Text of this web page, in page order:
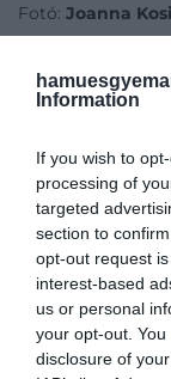
Information
If you wish to
processing of
targeted
section to
opt-out request
interest-based
us or personal
your opt-out.
disclosure of
Fotó: Joanna
főzetnek
reumás és
említik
.
felhasználási
alá, ezért
ígéreteket.
Ez is